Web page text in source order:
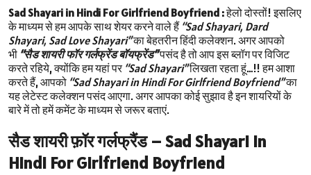
Sad Shayari in Hindi For Girlfriend Boyfriend :हेलो दोस्तों! इसलिए
के माध्यम से हम आपके साथ शेयर करने वाले हैं “Sad Shayari, Dard
Shayari, Sad Love Shayari”का बेहतरीन हिंदी कलेक्शन. अगर आपको
भी “सैड शायरी फॉर गर्लफ्रेंड बॉयफ्रेंड”पसंद है तो आप इस ब्लॉग पर विजिट
करते रहिये, क्योंकि हम यहां पर “Sad Shayari”लिखता रहता हूं…!! हम आशा
करते हैं, आपको “Sad Shayari in Hindi For Girlfriend Boyfriend”का
यह लेटेस्ट कलेक्शन पसंद आएगा. अगर आपका कोई सुझाव है इन शायरियों के
बारे में तो हमें कमेंट के माध्यम से जरूर बताएं.
सैड शायरी फ़ॉर गर्लफ्रैंड – Sad Shayari in
Hindi For Girlfriend Boyfriend